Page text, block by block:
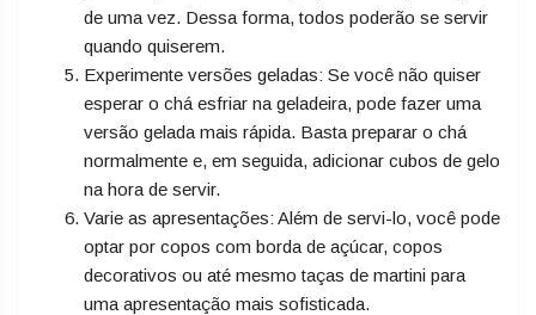
de uma vez. Dessa forma, todos poderão se servir
quando quiserem.
Experimente versões geladas: Se você não quiser
esperar o chá esfriar na geladeira, pode fazer uma
versão gelada mais rápida. Basta preparar o chá
normalmente e, em seguida, adicionar cubos de gelo
na hora de servir.
Varie as apresentações: Além de servi-lo, você pode
optar por copos com borda de açúcar, copos
decorativos ou até mesmo taças de martini para
uma apresentação mais sofisticada.